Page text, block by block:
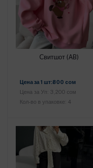
Свитшот (AB)
Цена за 1 шт:800 cом
Цена за Уп: 3,200 cом
Кол-во в упаковке: 4